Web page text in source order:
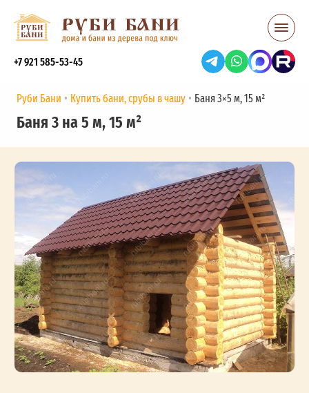
+7 921 585-53-45
Руби Бани Купить бани, срубы в чашу Баня 3×5 м, 15 м²
Баня 3 на 5 м, 15 м²